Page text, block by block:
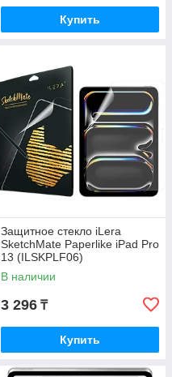
Купить
Защитное стекло iLera
SketchMate Paperlike iPad Pro
13 (ILSKPLF06)
В наличии
3 296 ₸
Купить